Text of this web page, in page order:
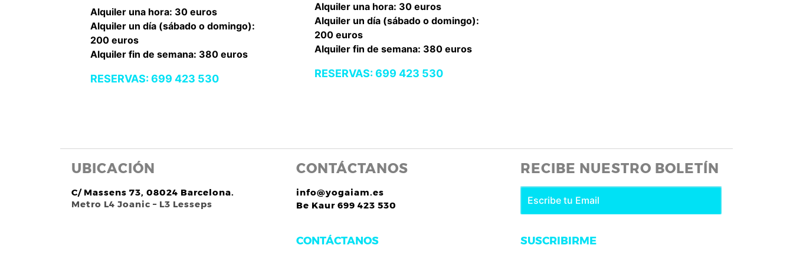
Alquiler una hora: 30 euros
Alquiler un día (sábado o domingo):
200 euros
Alquiler fin de semana: 380 euros
RESERVAS: 699 423 530
Alquiler una hora: 30 euros
Alquiler un día (sábado o domingo):
200 euros
Alquiler fin de semana: 380 euros
RESERVAS: 699 423 530
UBICACIÓN
C/ Massens 73, 08024 Barcelona.
Metro L4 Joanic – L3 Lesseps
CONTÁCTANOS
info@yogaiam.es
Be Kaur 699 423 530
CONTÁCTANOS
RECIBE NUESTRO BOLETÍN
SUSCRIBIRME